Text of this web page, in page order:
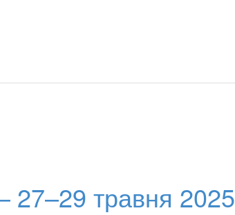
травня 2025